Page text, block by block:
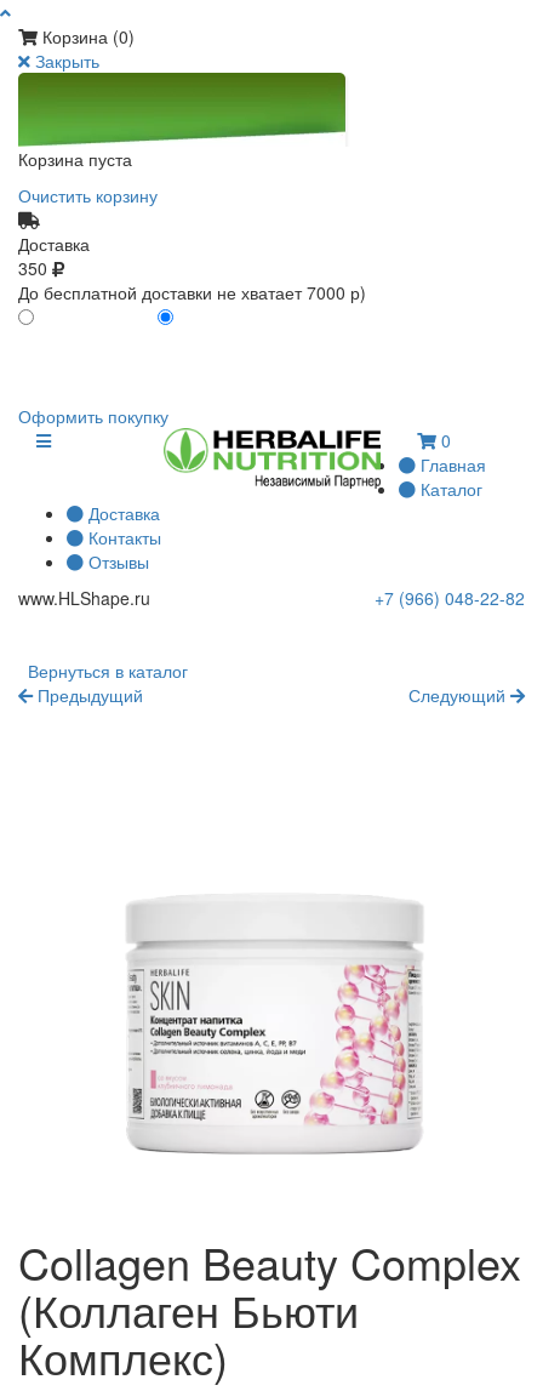
Корзина (0)
Закрыть
Корзина пуста
Очистить корзину
Доставка
350
До бесплатной доставки не хватает 7000 р)
Оформить покупку
0
Главная
Каталог
Доставка
Контакты
Отзывы
www.HLShape.ru +7 (966) 048-22-82
Вернуться в каталог
Предыдущий
Следующий
Collagen Beauty Complex
(Коллаген Бьюти
Комплекс)